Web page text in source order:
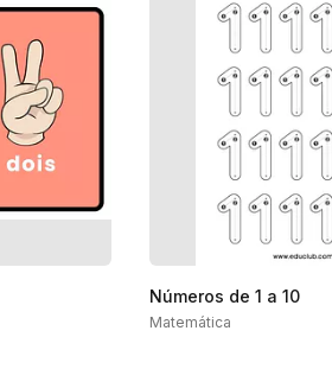
Números de 1 a 10
Matemática